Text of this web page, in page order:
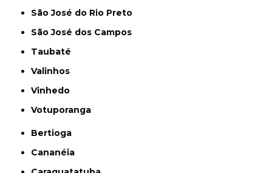
São José do Rio Preto
São José dos Campos
Taubaté
Valinhos
Vinhedo
Votuporanga
Bertioga
Cananéia